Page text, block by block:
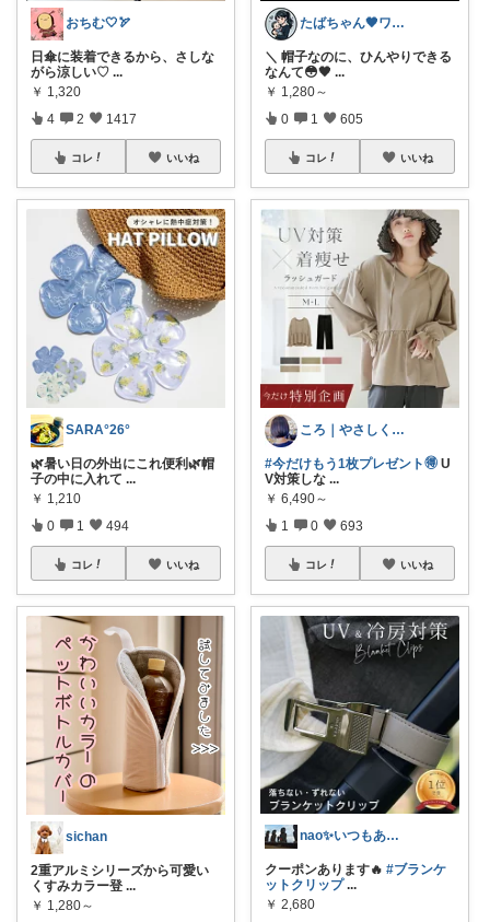
おちむ🤍🏹
日傘に装着できるから、さしな
がら涼しい♡ ...
￥ 1,320
4 2 1417
コレ いいね
SARA°26°
🌿暑い日の外出にこれ便利🌿帽
子の中に入れて ...
￥ 1,210
0 1 494
コレ いいね
sichan
2重アルミシリーズから可愛い
くすみカラー登 ...
￥ 1,280～
たばちゃん🖤ワンオペママ👶⌇朝コレ
＼ 帽子なのに、ひんやりできる
なんて😳🖤 ...
￥ 1,280～
0 1 605
コレ いいね
ころ｜やさしく整う暮らしの道具🌿
#今だけもう1枚プレゼント🉐 U
V対策しな ...
￥ 6,490～
1 0 693
コレ いいね
nao✨いつもありがとう😊
クーポンあります🔥 #ブランケ
ットクリップ ...
￥ 2,680